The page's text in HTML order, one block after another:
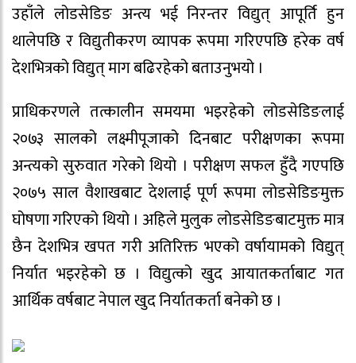
उहाँले लोडसेडिङ अन्त्य भई निरन्तर विद्युत् आपूर्ति हुन
थालेपछि र विद्युतीकरण व्यापक रूपमा गरिएपछि हरेक वर्ष
देशभित्रको विद्युत् माग बढिरहेको बताउनुभयो ।
प्राधिकरणले तत्कालीन समयमा भइरहेको लोडसेडिङलाई
२०७३ सालको लक्ष्मीपूजाको दिनबाट परीक्षणका रूपमा
अन्त्यको सुरुवात गरेको थियो । परीक्षण सफल हुँदै गएपछि
२०७५ साल वैशाखबाट देशलाई पूर्ण रूपमा लोडसेडिङमुक्त
घोषणा गरिएको थियो । अहिले मुलुक लोडसेडिङबाटमुक्त मात्र
छैन देशभित्र खपत गरी अतिरिक्त भएको वर्षायामको विद्युत्
निर्यात भइरहेको छ । विद्युत्को खुद आयातकर्ताबाट गत
आर्थिक वर्षबाट नेपाल खुद निर्यातकर्ता बनेको छ ।